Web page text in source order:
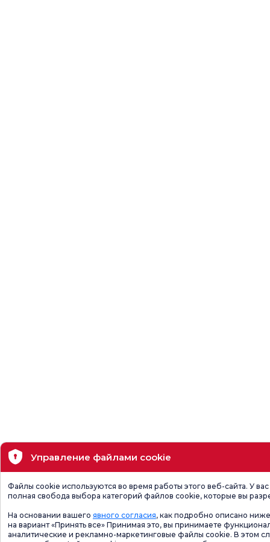
Управление файлами cookie
Файлы cookie используются во время работы этого веб-сайта. У вас
полная свобода выбора категорий файлов cookie, которые вы
На основании вашего явного согласия, как подробно описано
на вариант «Принять все» Принимая это, вы принимаете
аналитические и рекламно-маркетинговые файлы cookie. В этом